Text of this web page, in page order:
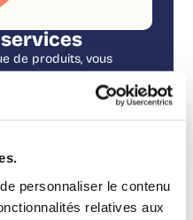
personnaliser le contenu
relatives aux
de produits, vous
to Buy la mieux
le PDF